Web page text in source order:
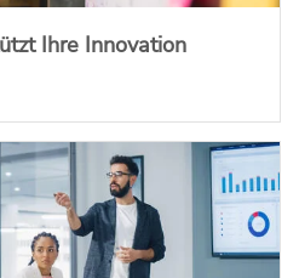
Ihre Innovation